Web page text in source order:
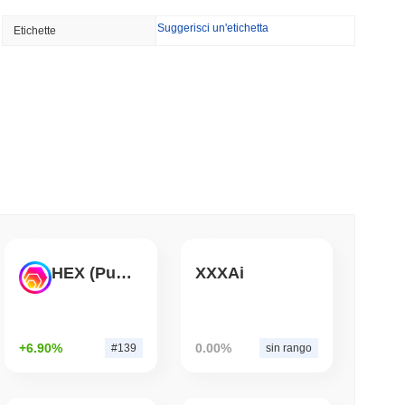
corsa bancaria per tokenizzare i depositi
Etichette Suggerisci un'etichetta
HEX (Pulsechain)
+6.90% #139
XXXAi
0.00% sin rango